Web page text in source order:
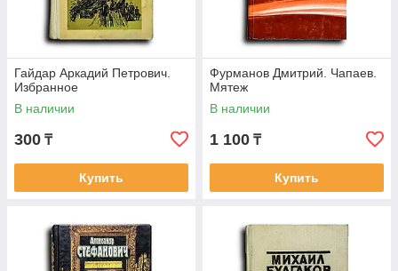
Гайдар Аркадий Петрович.
Избранное
В наличии
300 ₸
Купить
Фурманов Дмитрий. Чапаев.
Мятеж
В наличии
1 100 ₸
Купить